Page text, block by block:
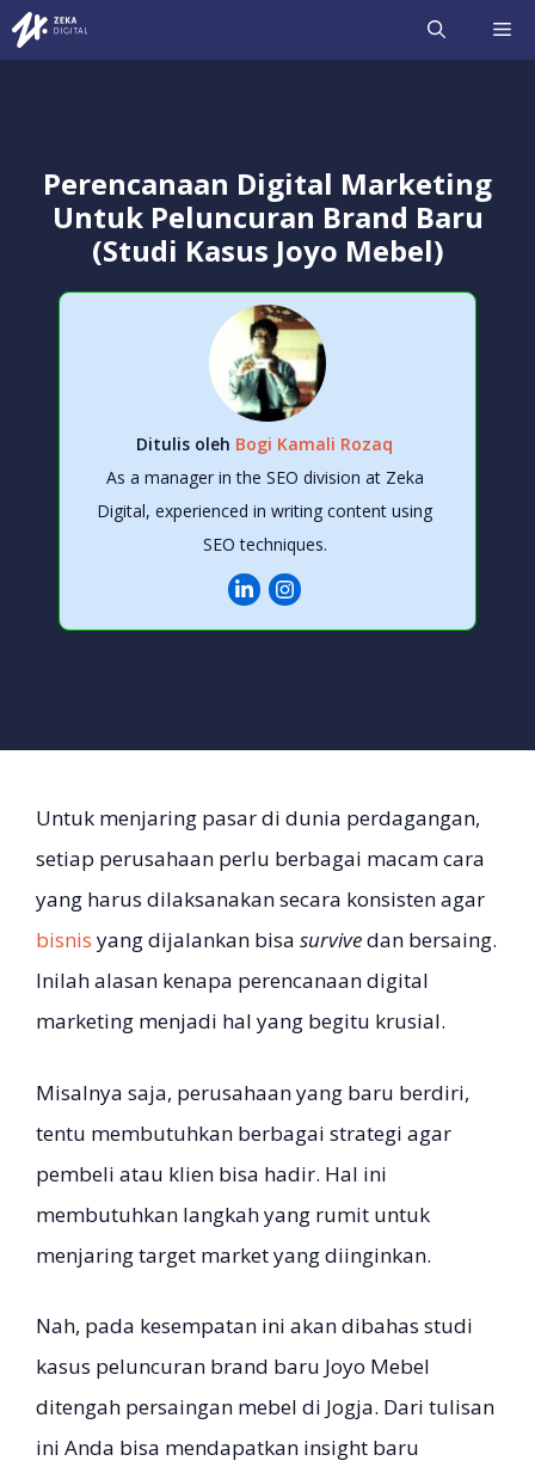
Langsung
ke
Perencanaan Digital Marketing
Untuk Peluncuran Brand Baru
(Studi Kasus Joyo Mebel)
Ditulis oleh Bogi Kamali Rozaq
As a manager in the SEO division at Zeka
Digital, experienced in writing content using
SEO techniques.
Untuk menjaring pasar di dunia perdagangan,
setiap perusahaan perlu berbagai macam cara
yang harus dilaksanakan secara konsisten agar
bisnis yang dijalankan bisa survivedan bersaing.
Inilah alasan kenapa perencanaan digital
marketing menjadi hal yang begitu krusial.
Misalnya saja, perusahaan yang baru berdiri,
tentu membutuhkan berbagai strategi agar
pembeli atau klien bisa hadir. Hal ini
membutuhkan langkah yang rumit untuk
menjaring target market yang diinginkan.
Nah, pada kesempatan ini akan dibahas studi
kasus peluncuran brand baru Joyo Mebel
ditengah persaingan mebel di Jogja. Dari tulisan
ini Anda bisa mendapatkan insight baru